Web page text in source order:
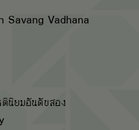
Savang Vadhana
นิยมอันดับสอง